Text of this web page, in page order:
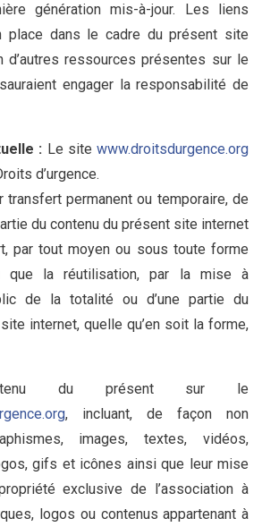
génération mis-à-jour. Les liens
place dans le cadre du présent site
d’autres ressources présentes sur le
engager la responsabilité de
: Le sitewww.droitsdurgence.org
d’urgence.
transfert permanent ou temporaire, de
du contenu du présent site internet
par tout moyen ou sous toute forme
la réutilisation, par la mise à
de la totalité ou d’une partie du
internet, quelle qu’en soit la forme,
du présent sur le
, incluant, de façon non
images, textes, vidéos,
gifs et icônes ainsi que leur mise
exclusive de l’association à
logos ou contenus appartenant à